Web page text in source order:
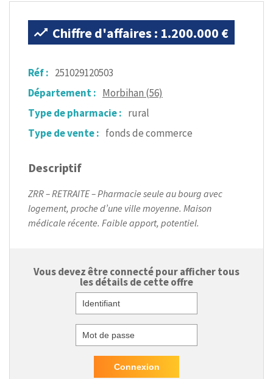
Chiffre d'affaires : 1.200.000 €
Réf : 251029120503
Département : Morbihan (56)
Type de pharmacie : rural
Type de vente : fonds de commerce
Descriptif
ZRR – RETRAITE – Pharmacie seule au bourg avec
logement, proche d’une ville moyenne. Maison
médicale récente. Faible apport, potentiel.
Vous devez être connecté pour afficher tous
les détails de cette offre
Identifiant
Mot de passe